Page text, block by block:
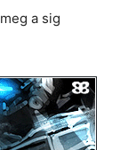
a sig